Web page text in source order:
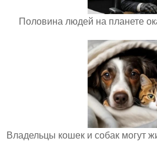
Половина людей на планете
Владельцы кошек и собак могут